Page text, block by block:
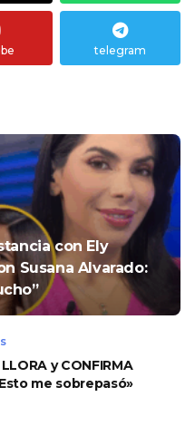
telegram
con Ely
Susana Alvarado:
y CONFIRMA
me sobrepasó»